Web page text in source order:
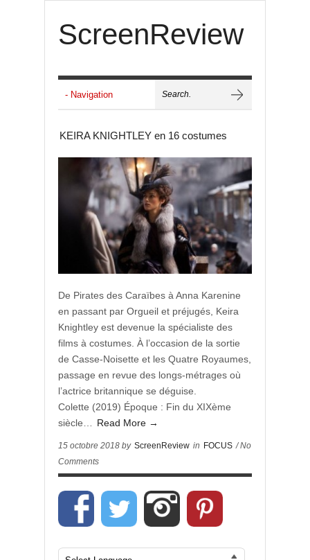
ScreenReview
KEIRA KNIGHTLEY en 16 costumes
De Pirates des Caraïbes à Anna Karenine
en passant par Orgueil et préjugés, Keira
Knightley est devenue la spécialiste des
films à costumes. À l’occasion de la sortie
de Casse-Noisette et les Quatre Royaumes,
passage en revue des longs-métrages où
l’actrice britannique se déguise.
Colette (2019) Époque : Fin du XIXème
siècle…
Read More →
15 octobre 2018 by ScreenReview in FOCUS / No
Comments